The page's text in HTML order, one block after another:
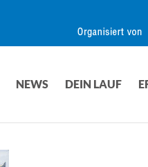
NEWS DEIN LAUF